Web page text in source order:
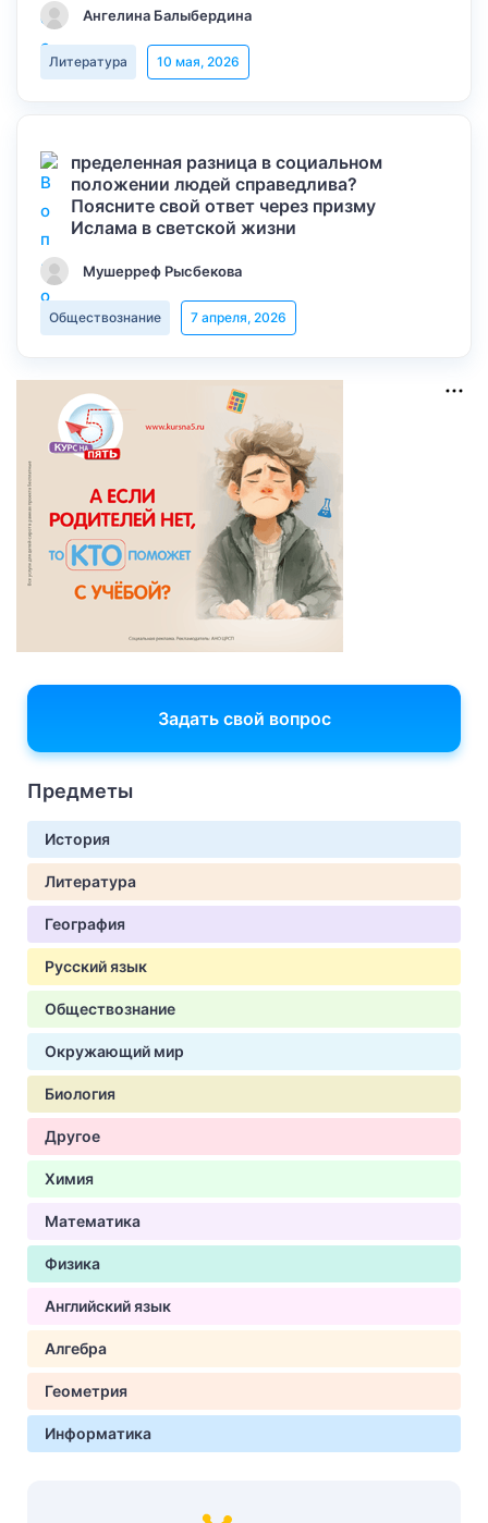
Ангелина Балыбердина
Литература 10 мая, 2026
пределенная разница в социальном
положении людей справедлива?
Поясните свой ответ через призму
Ислама в светской жизни
Мушерреф Рысбекова
Обществознание 7 апреля, 2026
Задать свой вопрос
Предметы
История
Литература
География
Русский язык
Обществознание
Окружающий мир
Биология
Другое
Химия
Математика
Физика
Английский язык
Алгебра
Геометрия
Информатика